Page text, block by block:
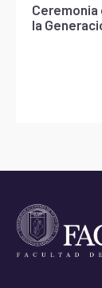
Ceremonia
la